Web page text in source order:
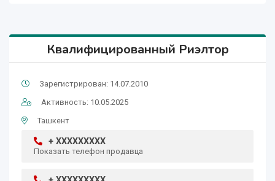
Квалифицированный Риэлтор
Зарегистрирован: 14.07.2010
Активность: 10.05.2025
Ташкент
+ XXXXXXXXX
Показать телефон продавца